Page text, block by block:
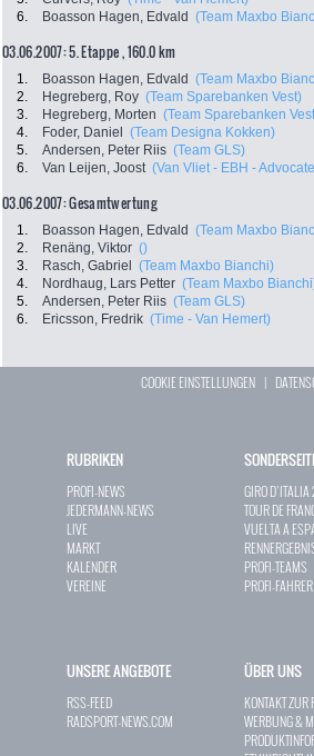
6.
Boasson Hagen, Edvald (Team Maxbo
03.06.2007: 5. Etappe , 160.0 km
1. Boasson Hagen, Edvald (Team Maxbo
2.
Hegreberg, Roy (Team Sparebanken Vest)
3.
Hegreberg, Morten (Team Sparebanken
4.
Foder, Daniel (Team Designa Kokken)
5.
Andersen, Peter Riis (Team GLS)
6.
Van Leijen, Joost (Van Vliet - EBH -
03.06.2007: Gesamtwertung
1. Boasson Hagen, Edvald (Team Maxbo
2.
Renäng, Viktor ()
3.
Rasch, Gabriel (Team Maxbo Bianchi)
4.
Nordhaug, Lars Petter (Team Maxbo
5.
Andersen, Peter Riis (Team GLS)
6.
Ericsson, Fredrik (Time - Van Hemert)
COOKIE EINSTELLUNGEN |
RUBRIKEN
PROFI-NEWS
JEDERMANN-NEWS
LIVE
MARKT
KALENDER
VEREINE
GIRO
TOUR DE
VUELTA A
PROFI-TEAMS
PROFI-FAHRER
UNSERE ANGEBOTE
RSS-FEED
RADSPORT-NEWS.COM
ÜBER UNS
KONTAKT ZUR
WERBUNG &